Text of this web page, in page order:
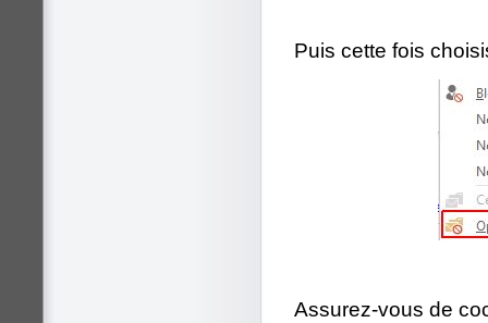
Puis cette fois
Assurez-vous de